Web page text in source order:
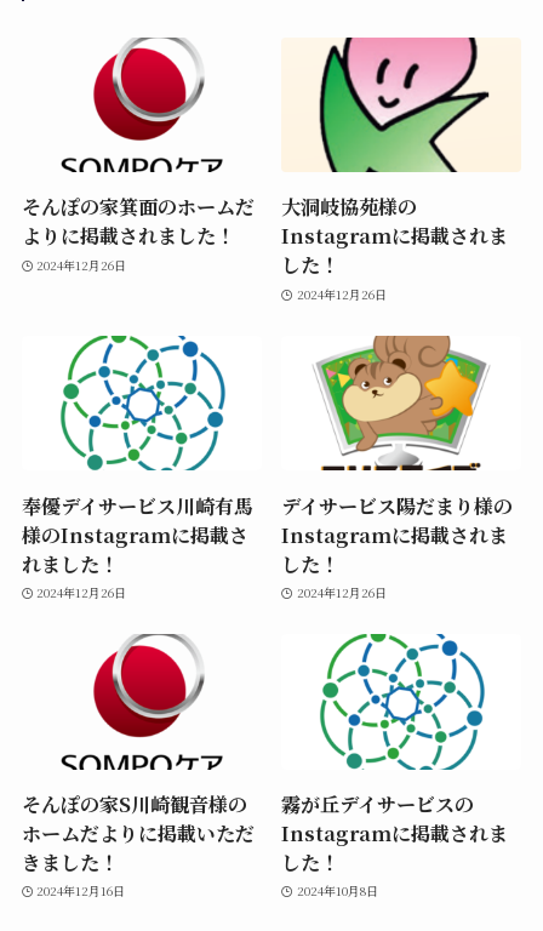
そんぽの家箕面のホームだ
よりに掲載されました！
2024年12月26日
大洞岐協苑様の
Instagramに掲載されま
した！
2024年12月26日
奉優デイサービス川崎有馬
様のInstagramに掲載さ
れました！
2024年12月26日
デイサービス陽だまり様の
Instagramに掲載されま
した！
2024年12月26日
そんぽの家S川崎観音様の
ホームだよりに掲載いただ
きました！
2024年12月16日
霧が丘デイサービスの
Instagramに掲載されま
した！
2024年10月8日